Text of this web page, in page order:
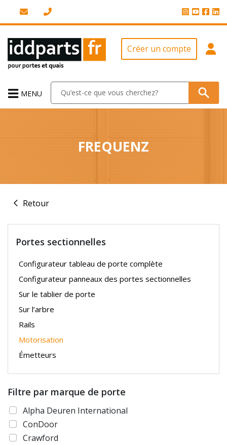
Créer un compte
MENU
FREQUENZ
Retour
Portes sectionnelles
Configurateur tableau de porte complète
Configurateur panneaux des portes sectionnelles
Sur le tablier de porte
Sur l’arbre
Rails
Motorisation
Émetteurs
Filtre par marque de porte
Alpha Deuren International
ConDoor
Crawford